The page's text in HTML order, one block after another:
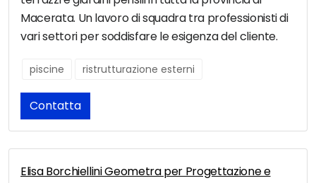
Macerata. Un lavoro di squadra tra professionisti di
vari settori per soddisfare le esigenza del cliente.
piscine ristrutturazione esterni
Contatta
Elisa Borchiellini Geometra per Progettazione e